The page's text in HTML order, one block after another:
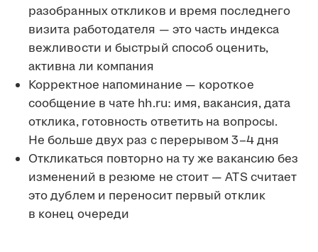
разобранных откликов и время последнего
визита работодателя — это часть индекса
вежливости и быстрый способ оценить,
активна ли компания
Корректное напоминание — короткое
сообщение в чате hh.ru: имя, вакансия, дата
отклика, готовность ответить на вопросы.
Не больше двух раз с перерывом 3–4 дня
Откликаться повторно на ту же вакансию без
изменений в резюме не стоит — ATS считает
это дублем и переносит первый отклик
в конец очереди